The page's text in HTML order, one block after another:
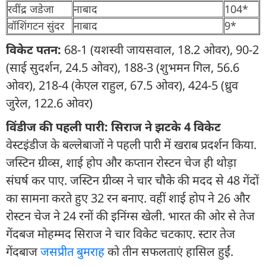
रवींद्र जडेजा
नाबाद
104*
वॉशिंगटन सुंदर
नाबाद 9*
विकेट पतन: 68-1 (यशस्वी जायसवाल, 18.2 ओवर), 90-2
(साई सुदर्शन, 24.5 ओवर), 188-3 (शुभमन गिल, 56.6
ओवर), 218-4 (केएल राहुल, 67.5 ओवर), 424-5 (ध्रुव
जुरेल, 122.6 ओवर)
विंडीज की पहली पारी: सिराज ने झटके 4 विकेट
वेस्टइंडीज के बल्लेबाजों ने पहली पारी में खराब प्रदर्शन किया.
जस्टिन ग्रीव्स, शाई होप और कप्तान रोस्टन चेज ही थोड़ा
संघर्ष कर पाए. जस्टिन ग्रीव्स ने चार चौके की मदद से 48 गेंदों
का सामना करते हुए 32 रन बनाए. वहीं शाई होप ने 26 और
रोस्टन चेज ने 24 रनों की इनिंग्स खेली. भारत की ओर से तेज
गेंदबज मोहम्मद सिराज ने चार विकेट चटकाए. स्टार तेज
गेंदबाजजसप्रीत बुमराहको तीन सफलताएं हासिल हुईं.